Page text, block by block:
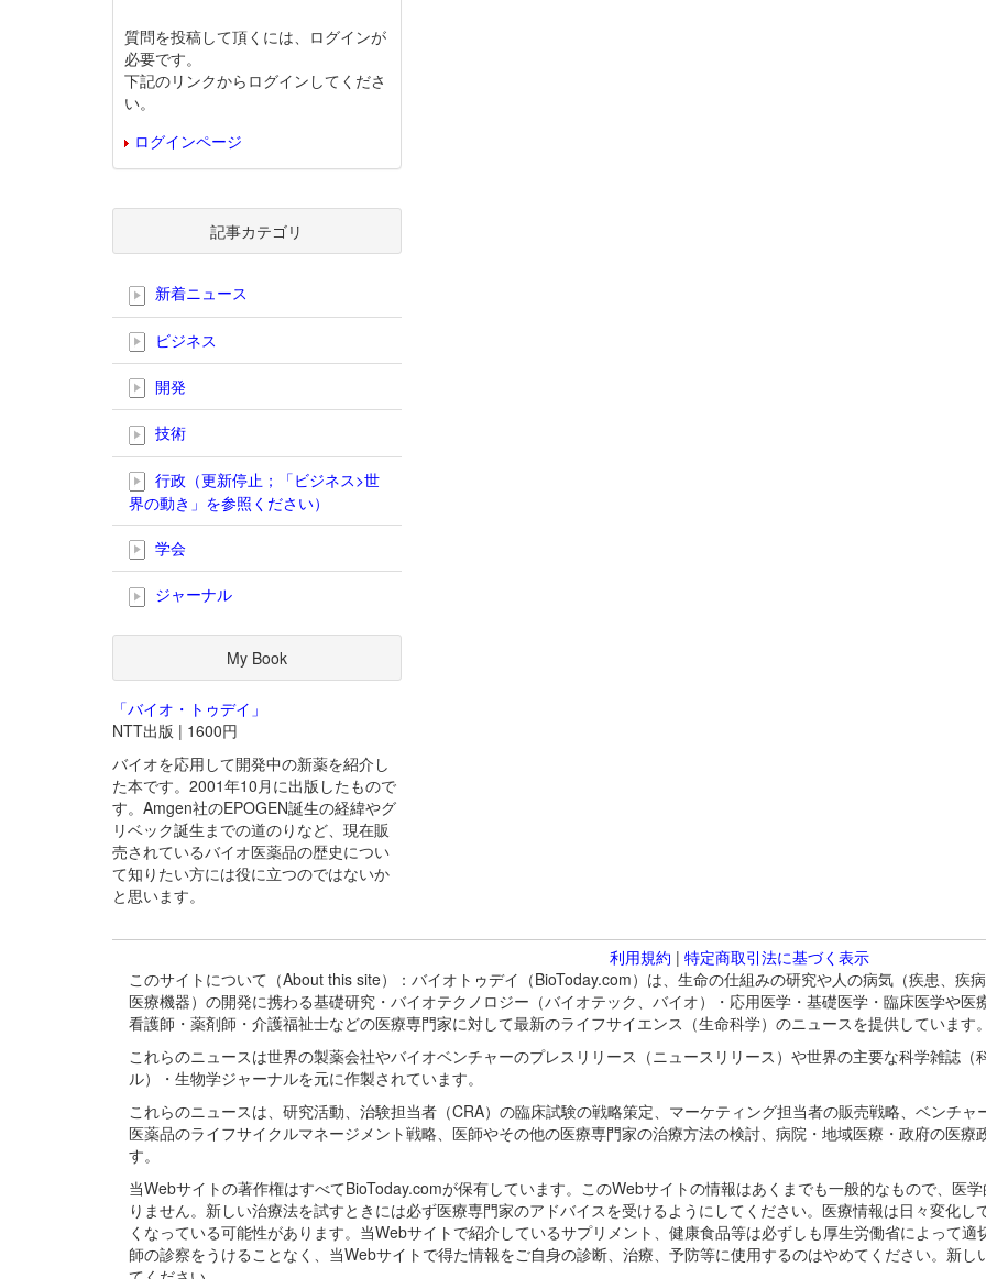
質問を投稿して頂くには、ログインが
必要です。
下記のリンクからログインしてくださ
い。
ログインページ
記事カテゴリ
新着ニュース
ビジネス
開発
技術
行政（更新停止；「ビジネス>世
界の動き」を参照ください）
学会
ジャーナル
My Book
「バイオ・トゥデイ」
NTT出版 | 1600円
バイオを応用して開発中の新薬を紹介し
た本です。2001年10月に出版したもので
す。Amgen社のEPOGEN誕生の経緯やグ
リベック誕生までの道のりなど、現在販
売されているバイオ医薬品の歴史につい
て知りたい方には役に立つのではないか
と思います。
利用規約 | 特定商取引法に基づく表示
このサイトについて（About this site）：バイオトゥデイ（BioToday.com）は、生命の仕組みの研究や人の病気（疾患、疾
医療機器）の開発に携わる基礎研究・バイオテクノロジー（バイオテック、バイオ）・応用医学・基礎医学・臨床医学や医
看護師・薬剤師・介護福祉士などの医療専門家に対して最新のライフサイエンス（生命科学）のニュースを提供しています。
これらのニュースは世界の製薬会社やバイオベンチャーのプレスリリース（ニュースリリース）や世界の主要な科学雑誌
ル）・生物学ジャーナルを元に作製されています。
これらのニュースは、研究活動、治験担当者（CRA）の臨床試験の戦略策定、マーケティング担当者の販売戦略、ベンチャ
医薬品のライフサイクルマネージメント戦略、医師やその他の医療専門家の治療方法の検討、病院・地域医療・政府の医
す。
当Webサイトの著作権はすべてBioToday.comが保有しています。このWebサイトの情報はあくまでも一般的なもので、医
りません。新しい治療法を試すときには必ず医療専門家のアドバイスを受けるようにしてください。医療情報は日々変化
くなっている可能性があります。当Webサイトで紹介しているサプリメント、健康食品等は必ずしも厚生労働省によって
師の診察をうけることなく、当Webサイトで得た情報をご自身の診断、治療、予防等に使用するのはやめてください。新